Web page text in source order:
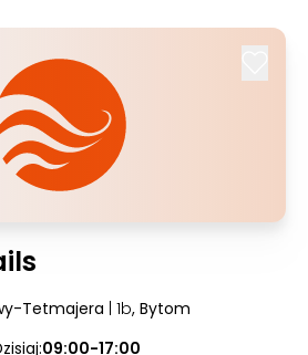
Tetmajera | 1b, Bytom
09:00-17:00